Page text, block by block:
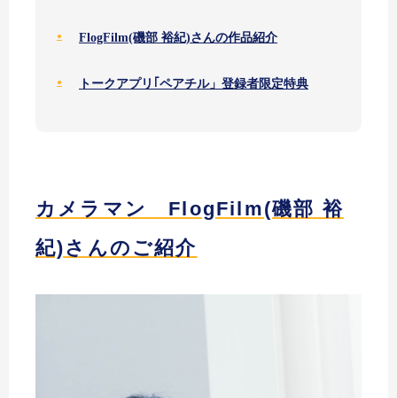
FlogFilm(磯部 裕紀)さんの作品紹介
トークアプリ｢ペアチル」登録者限定特典
カメラマン FlogFilm(磯部 裕
紀)さんのご紹介